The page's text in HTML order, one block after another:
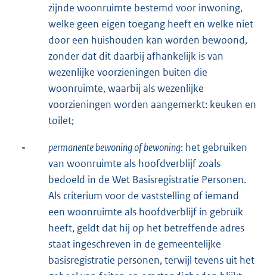
zijnde woonruimte bestemd voor inwoning,
welke geen eigen toegang heeft en welke niet
door een huishouden kan worden bewoond,
zonder dat dit daarbij afhankelijk is van
wezenlijke voorzieningen buiten die
woonruimte, waarbij als wezenlijke
voorzieningen worden aangemerkt: keuken en
toilet;
- permanente bewoning of bewoning: het gebruiken
van woonruimte als hoofdverblijf zoals
bedoeld in de Wet Basisregistratie Personen.
Als criterium voor de vaststelling of iemand
een woonruimte als hoofdverblijf in gebruik
heeft, geldt dat hij op het betreffende adres
staat ingeschreven in de gemeentelijke
basisregistratie personen, terwijl tevens uit het